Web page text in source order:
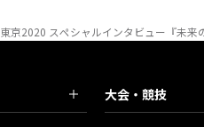
東京2020 スペシャルインタビュー『未来
大会・競技